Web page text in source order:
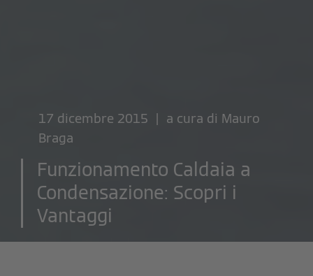
17 dicembre 2015 | a cura di Mauro
Braga
Funzionamento Caldaia a
Condensazione: Scopri i
Vantaggi